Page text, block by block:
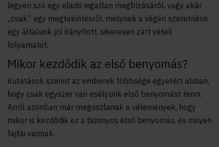
legyen szó egy eladó ingatlan megbízásáról, vagy akár
„csak” egy megtekintésről, melynek a végén szeretnénk
egy általunk jól irányított, sikeresen zárt vételi
folyamatot.
Mikor kezdődik az első benyomás?
Kutatások szerint az emberek többsége egyetért abban,
hogy csak egyszer van esélyünk első benyomást tenni.
Arról azonban már megoszlanak a vélemények, hogy
mikor is kezdődik ez a bizonyos első benyomás, és milyen
fajtái vannak.